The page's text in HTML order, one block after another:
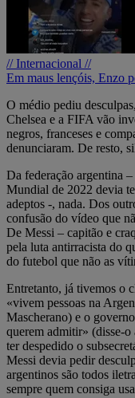
// Internacional //
Em maus lençóis, Enzo
O médio pediu
Chelsea e a FIFA vão
negros, franceses e
denunciaram. De resto,
Da federação argentina
Mundial de 2022 devia
adeptos -, nada. Dos
confusão do vídeo que
De Messi – capitão e
pela luta antirracista do
do futebol que não as
Entretanto, já tivemos o
«vivem pessoas na
Mascherano) e o
querem admitir» (disse-
ter despedido o
Messi devia pedir
argentinos são todos
sempre quem consiga